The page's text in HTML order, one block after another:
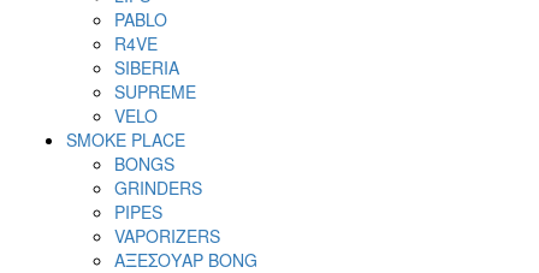
PABLO
R4VE
SIBERIA
SUPREME
VELO
SMOKE PLACE
BONGS
GRINDERS
PIPES
VAPORIZERS
ΑΞΕΣΟΥΑΡ BONG